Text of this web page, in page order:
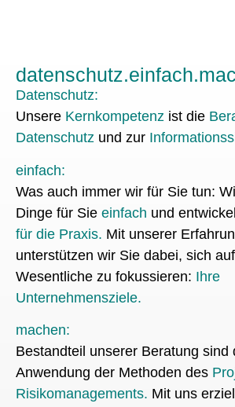
Datenschutz:
Unsere Kernkompetenz ist die
Datenschutz und zur
einfach:
Was auch immer wir für Sie tun:
Dinge für Sie einfach und
für die Praxis. Mit unserer
unterstützen wir Sie dabei, sich
Wesentliche zu fokussieren: Ihre
Unternehmensziele.
machen:
Bestandteil unserer Beratung sind
Anwendung der Methoden des
Risikomanagements. Mit uns